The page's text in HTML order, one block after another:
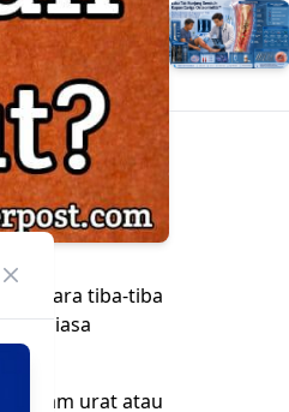
secara tiba-tiba
terbiasa
asam urat atau